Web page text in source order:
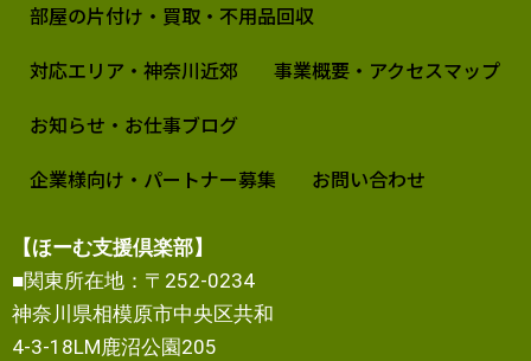
部屋の片付け・買取・不用品回収
対応エリア・神奈川近郊
事業概要・アクセスマップ
お知らせ・お仕事ブログ
企業様向け・パートナー募集
お問い合わせ
【ほーむ支援倶楽部】
■関東所在地：〒252-0234
神奈川県相模原市中央区共和
4-3-18LM鹿沼公園205